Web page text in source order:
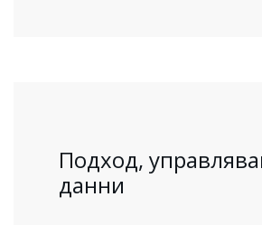
Подход,
данни